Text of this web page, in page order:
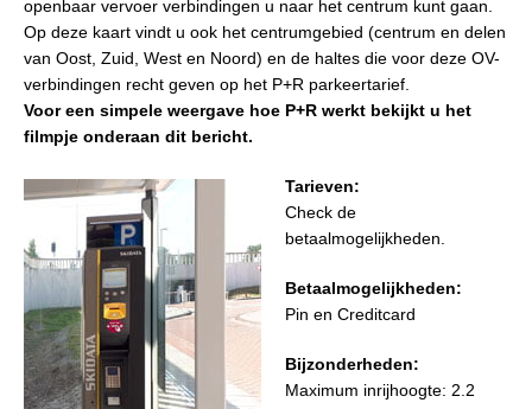
openbaar vervoer verbindingen u naar het centrum kunt gaan.
Op deze kaart vindt u ook het centrumgebied (centrum en delen
van Oost, Zuid, West en Noord) en de haltes die voor deze OV-
verbindingen recht geven op het P+R parkeertarief.
Voor een simpele weergave hoe P+R werkt bekijkt u het
filmpje onderaan dit bericht.
Tarieven:
Check de
betaalmogelijkheden.
Betaalmogelijkheden:
Pin en Creditcard
Bijzonderheden:
Maximum inrijhoogte: 2.2